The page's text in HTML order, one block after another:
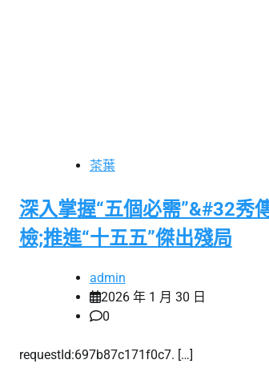
茶葉
深入掌握“五個必需”&#32秀
檢;推進“十五五”傑出殘局
admin
2026 年 1 月 30 日
0
requestId:697b87c171f0c7. […]